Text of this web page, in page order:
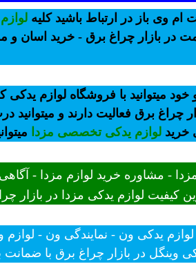
وی باز در ارتباط باشید کلیه
در بازار چراغ برق - خرید اسان
میتوانید با فروشگاه لوازم
چراغ برق فعالیت دارند و
خرید لوازم یدکی تخصصی مزدا
- مشاوره خرید لوازم مزدا -
کیفیت لوازم یدکی مزدا در بازار
یدکی ون - نمایندگی ون - لوازم
وینگل در بازار چراغ برق با